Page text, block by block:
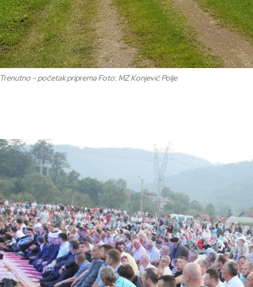
Trenutno – početak priprema Foto: MZ Konjević Polje